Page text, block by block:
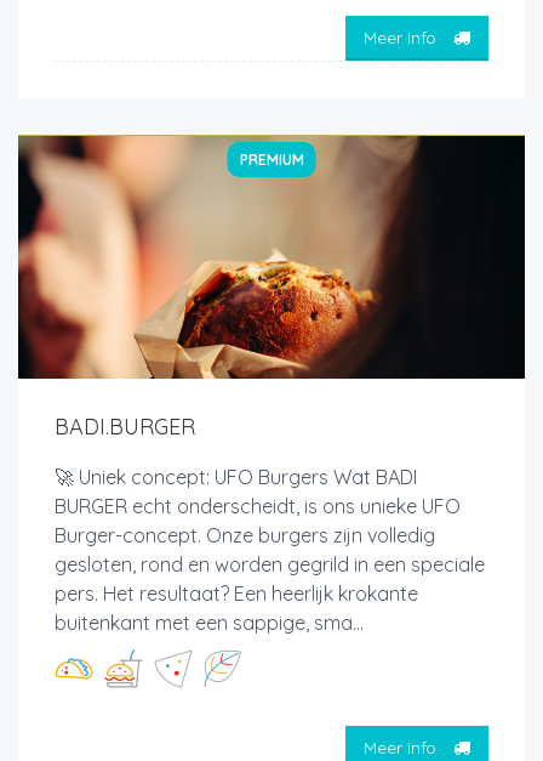
Meer info
PREMIUM
BADI.BURGER
🚀 Uniek concept: UFO Burgers Wat BADI
BURGER echt onderscheidt, is ons unieke UFO
Burger-concept. Onze burgers zijn volledig
gesloten, rond en worden gegrild in een speciale
pers. Het resultaat? Een heerlijk krokante
buitenkant met een sappige, sma...
Meer info